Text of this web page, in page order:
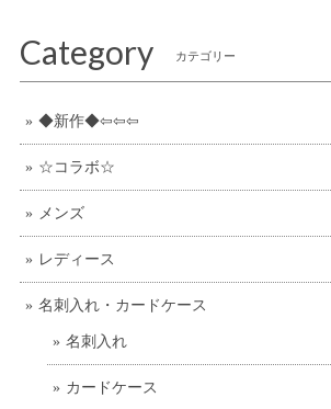
Category カテゴリー
◆新作◆⇦⇦⇦
☆コラボ☆
メンズ
レディース
名刺入れ・カードケース
名刺入れ
カードケース